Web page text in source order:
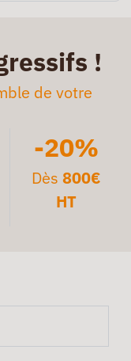
!
de votre
-20%
Dès 800€
HT